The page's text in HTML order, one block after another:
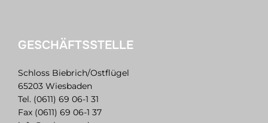
GESCHÄFTSSTELLE
Schloss Biebrich/Ostflügel
65203 Wiesbaden
Tel. (0611) 69 06-1 31
Fax (0611) 69 06-1 37